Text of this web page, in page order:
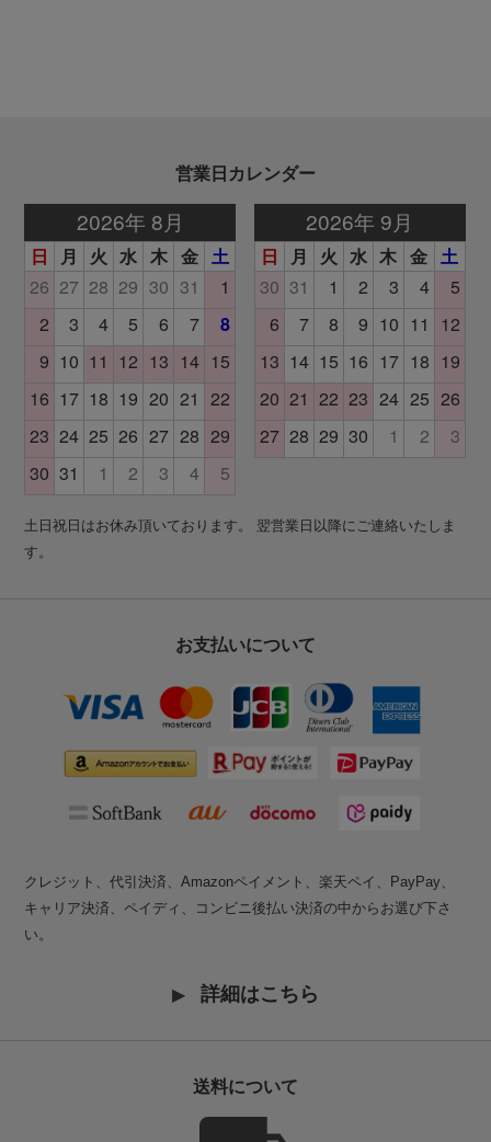
営業日カレンダー
土日祝日はお休み頂いております。 翌営業日以降にご連絡いたしま
す。
お支払いについて
クレジット、代引決済、Amazonペイメント、楽天ペイ、PayPay、
キャリア決済、ペイディ、コンビニ後払い決済の中からお選び下さ
い。
詳細はこちら
送料について